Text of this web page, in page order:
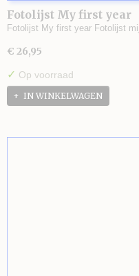
Fotolijst My first year
Fotolijst My first year Fotolijst
€ 26,95
✓ Op voorraad
IN WINKELWAGEN